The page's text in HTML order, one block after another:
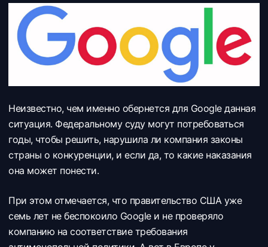
Неизвестно, чем именно обернется для Google данная
ситуация. Федеральному суду могут потребоваться
годы, чтобы решить, нарушила ли компания законы
страны о конкуренции, и если да, то какие наказания
она может понести.
При этом отмечается, что правительство США уже
семь лет не беспокоило Google и не проверяло
компанию на соответствие требования